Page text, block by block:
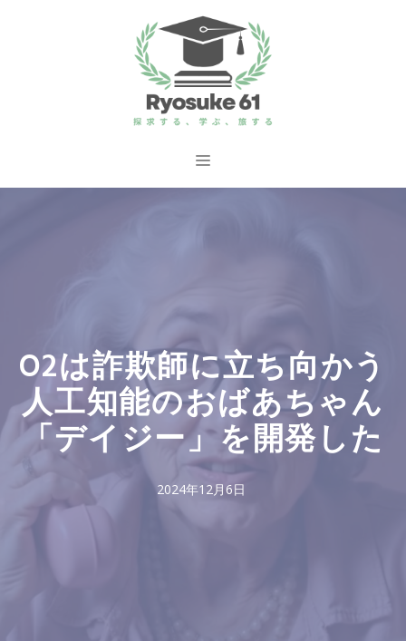
ス
メ
O2は詐欺師に立ち向かう
人工知能のおばあちゃん
「デイジー」を開発した
2024年12月6日